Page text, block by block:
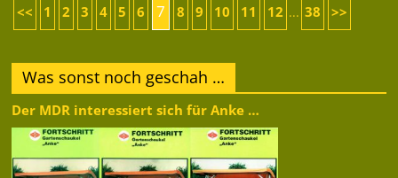
<< 1 2 3 4 5 6 7 8 9 10 11 12 ... 38 >>
Was sonst noch geschah …
Der MDR interessiert sich für Anke …